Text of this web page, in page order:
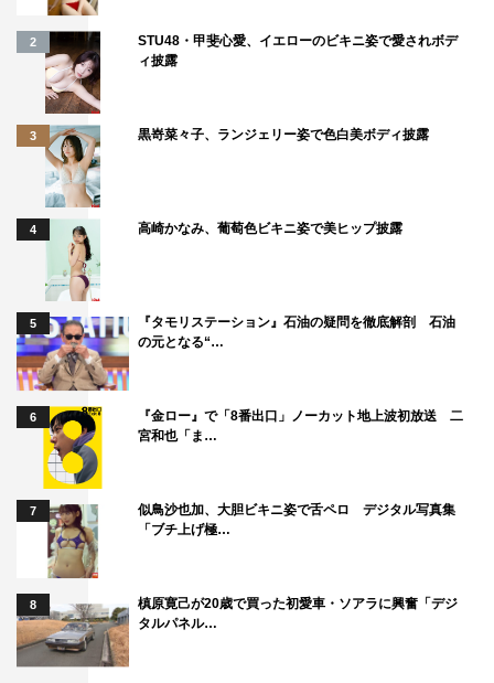
2
STU48・甲斐心愛、イエローのビキニ姿で愛されボデ
ィ披露
3 黒嵜菜々子、ランジェリー姿で色白美ボディ披露
4 高崎かなみ、葡萄色ビキニ姿で美ヒップ披露
5
『タモリステーション』石油の疑問を徹底解剖 石油
の元となる“…
6
『金ロー』で「8番出口」ノーカット地上波初放送 二
宮和也「ま…
7
似鳥沙也加、大胆ビキニ姿で舌ペロ デジタル写真集
「ブチ上げ極…
8
槙原寛己が20歳で買った初愛車・ソアラに興奮「デジ
タルパネル…